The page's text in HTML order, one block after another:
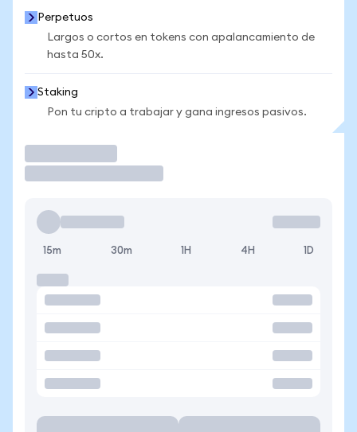
Perpetuos
Largos o cortos en tokens con apalancamiento de
hasta 50x.
Staking
Pon tu cripto a trabajar y gana ingresos pasivos.
15m 30m 1H 4H 1D